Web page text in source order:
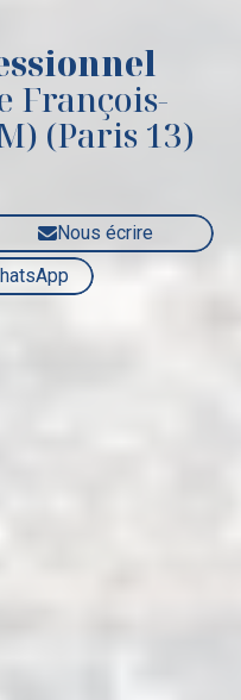
François-
(Paris 13)
Nous écrire